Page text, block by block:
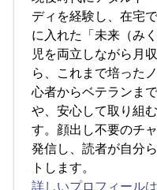
ディを経験し、在宅
に入れた「未来（み
児を両立しながら月
ら、これまで培った
心者からベテランま
や、安心して取り組
す。顔出し不要のチ
発信し、読者が自分
トします。
詳しいプロフィール